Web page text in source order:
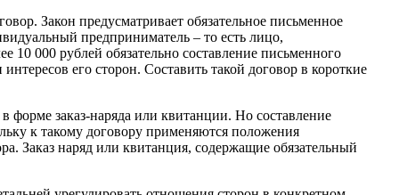
Закон предусматривает обязательное письменное
предприниматель – то есть лицо,
000 рублей обязательно составление письменного
его сторон. Составить такой договор в короткие
заказ-наряда или квитанции. Но составление
к такому договору применяются положения
Заказ наряд или квитанция, содержащие обязательный